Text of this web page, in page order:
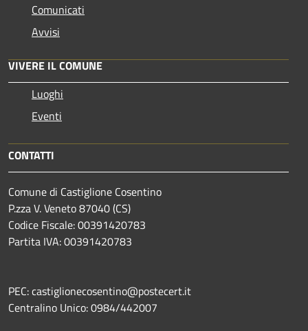
Comunicati
Avvisi
VIVERE IL COMUNE
Luoghi
Eventi
CONTATTI
Comune di Castiglione Cosentino
P.zza V. Veneto 87040 (CS)
Codice Fiscale: 00391420783
Partita IVA: 00391420783
PEC: castiglionecosentino@postecert.it
Centralino Unico: 0984/442007